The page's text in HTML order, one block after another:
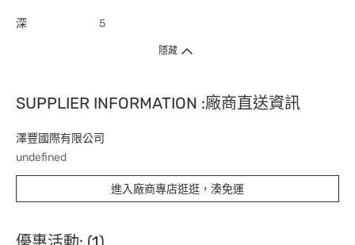
深 5
隱藏
SUPPLIER INFORMATION :廠商直送資訊
澤豐國際有限公司
undefined
進入廠商專店逛逛，湊免運